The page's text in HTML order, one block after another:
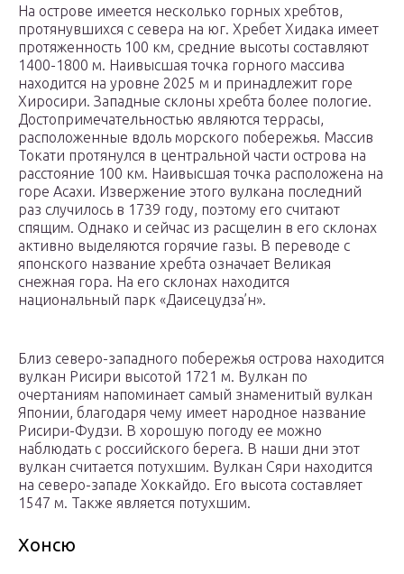
На острове имеется несколько горных хребтов,
протянувшихся с севера на юг. Хребет Хидака имеет
протяженность 100 км, средние высоты составляют
1400-1800 м. Наивысшая точка горного массива
находится на уровне 2025 м и принадлежит горе
Хиросири. Западные склоны хребта более пологие.
Достопримечательностью являются террасы,
расположенные вдоль морского побережья. Массив
Токати протянулся в центральной части острова на
расстояние 100 км. Наивысшая точка расположена на
горе Асахи. Извержение этого вулкана последний
раз случилось в 1739 году, поэтому его считают
спящим. Однако и сейчас из расщелин в его склонах
активно выделяются горячие газы. В переводе с
японского название хребта означает Великая
снежная гора. На его склонах находится
национальный парк «Даисецудза’н».
Близ северо-западного побережья острова находится
вулкан Рисири высотой 1721 м. Вулкан по
очертаниям напоминает самый знаменитый вулкан
Японии, благодаря чему имеет народное название
Рисири-Фудзи. В хорошую погоду ее можно
наблюдать с российского берега. В наши дни этот
вулкан считается потухшим. Вулкан Сяри находится
на северо-западе Хоккайдо. Его высота составляет
1547 м. Также является потухшим.
Хонсю